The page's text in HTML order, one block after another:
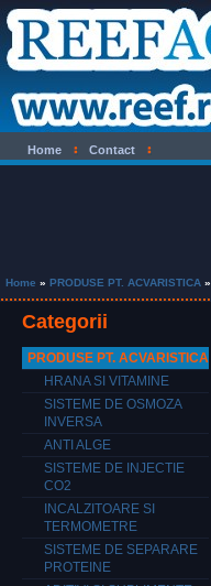
Home Contact
Home » PRODUSE PT. ACVARISTICA »
Categorii
PRODUSE PT. ACVARISTICA
HRANA SI VITAMINE
SISTEME DE OSMOZA
INVERSA
ANTI ALGE
SISTEME DE INJECTIE
CO2
INCALZITOARE SI
TERMOMETRE
SISTEME DE SEPARARE
PROTEINE